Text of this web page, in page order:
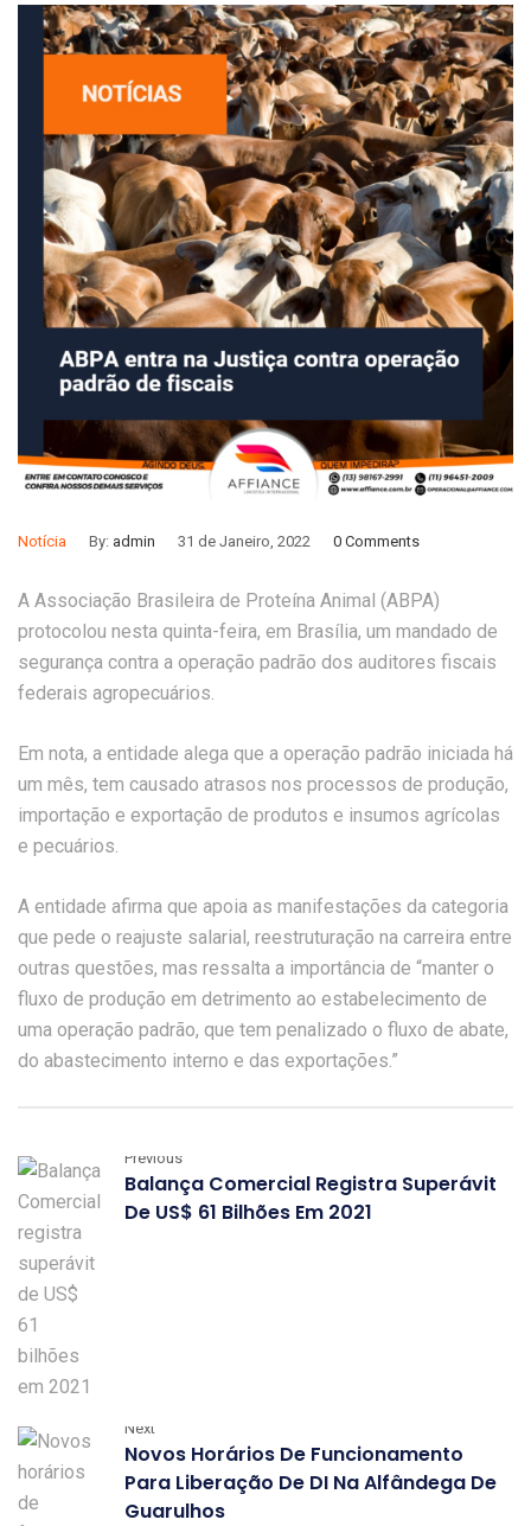
Notícia By: admin 31 de Janeiro, 2022 0 Comments
A Associação Brasileira de Proteína Animal (ABPA)
protocolou nesta quinta-feira, em Brasília, um mandado de
segurança contra a operação padrão dos auditores fiscais
federais agropecuários.
Em nota, a entidade alega que a operação padrão iniciada há
um mês, tem causado atrasos nos processos de produção,
importação e exportação de produtos e insumos agrícolas
e pecuários.
A entidade afirma que apoia as manifestações da categoria
que pede o reajuste salarial, reestruturação na carreira entre
outras questões, mas ressalta a importância de “manter o
fluxo de produção em detrimento ao estabelecimento de
uma operação padrão, que tem penalizado o fluxo de abate,
do abastecimento interno e das exportações.”
Previous
Balança Comercial Registra Superávit
De US$ 61 Bilhões Em 2021
Next
Novos Horários De Funcionamento
Para Liberação De DI Na Alfândega De
Guarulhos